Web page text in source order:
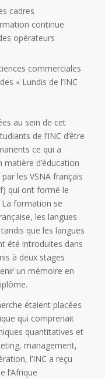
cadres
continue
opérateurs
commerciales
« Lundis de l’INC
au sein de cet
de l’INC d’être
ce qui a
d’éducation
les VSNA français
qui ont formé le
formation se
les langues
que les langues
été introduites dans
à deux stages
un mémoire en
étaient placées
qui comprenait
quantitatives et
management,
l’INC a reçu
l’Afrique